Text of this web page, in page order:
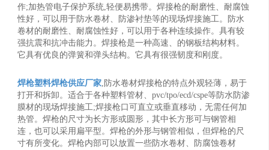
作;加热管电子保护系统,轻便易携带。焊接枪的耐磨性、耐腐蚀
性好，可以用于防水卷材、防渗衬垫等的现场焊接施工。防水
卷材的耐磨性、耐腐蚀性好，可以用于各种连续操作。具有较
强抗震和抗冲击能力。焊接枪是一种高速、的钢板结构材料。
它具有优良的弹簧和弹头结构。它具有很强韧度和刚度。
焊枪塑料焊枪供应厂家,防水卷材焊接枪的特点外观轻薄，易于
打开和拆卸。适合于各种塑料管材、pvc/tpo/ecd/cspe等防水防渗
膜材的现场焊接施工;焊接枪口可直立或垂直移动，无需任何加
热管。焊枪的尺寸为长方形或圆形，其中长方形可与钢管相
连，也可以采用扁平型。焊枪的外形与钢管相似，但焊枪的尺
寸有所变化。焊枪内部可以放置一些防水卷材、防腐蚀卷材